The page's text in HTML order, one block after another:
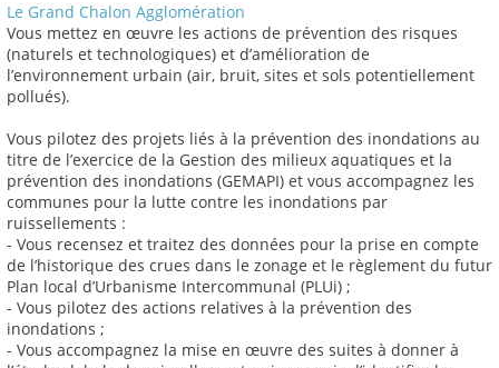
Le Grand Chalon Agglomération
Vous mettez en œuvre les actions de prévention des risques
(naturels et technologiques) et d’amélioration de
l’environnement urbain (air, bruit, sites et sols potentiellement
pollués).
Vous pilotez des projets liés à la prévention des inondations au
titre de l’exercice de la Gestion des milieux aquatiques et la
prévention des inondations (GEMAPI) et vous accompagnez les
communes pour la lutte contre les inondations par
ruissellements :
- Vous recensez et traitez des données pour la prise en compte
de l’historique des crues dans le zonage et le règlement du futur
Plan local d’Urbanisme Intercommunal (PLUi) ;
- Vous pilotez des actions relatives à la prévention des
inondations ;
- Vous accompagnez la mise en œuvre des suites à donner à